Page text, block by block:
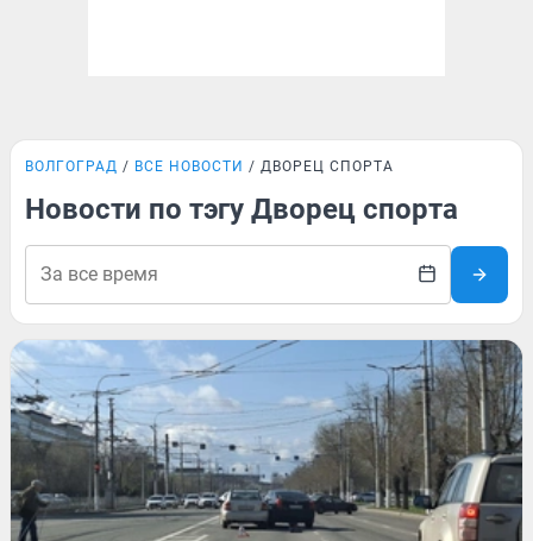
ВОЛГОГРАД ВСЕ НОВОСТИ ДВОРЕЦ СПОРТА
Новости по тэгу Дворец спорта